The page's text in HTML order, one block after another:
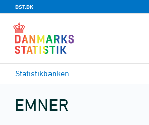
DST.DK
Statistikbanken
EMNER